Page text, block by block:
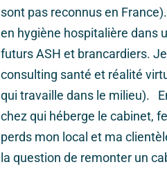
sont pas reconnus en
en hygiène hospitalière dans
futurs ASH et brancardiers.
consulting santé et réalité
qui travaille dans le milieu).
chez qui héberge le cabinet,
perds mon local et ma
la question de remonter un